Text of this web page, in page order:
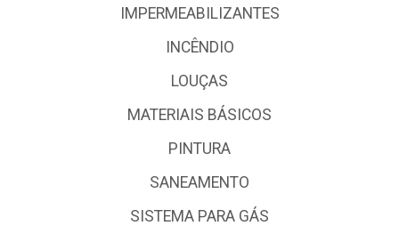
IMPERMEABILIZANTES
INCÊNDIO
LOUÇAS
MATERIAIS BÁSICOS
PINTURA
SANEAMENTO
SISTEMA PARA GÁS